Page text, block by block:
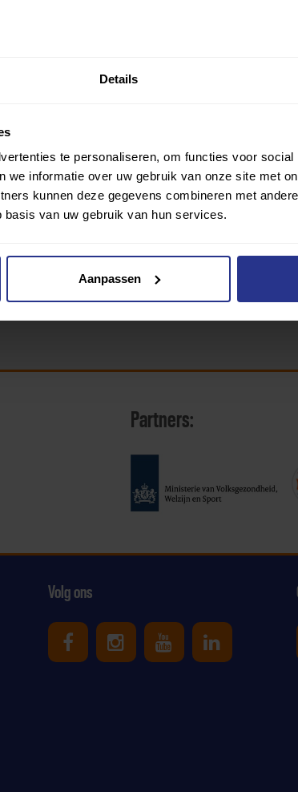
Details
te personaliseren, om functies voor social
we informatie over uw gebruik van onze site met
kunnen deze gegevens combineren met
van uw gebruik van hun services.
Aanpassen
die de vragenlijst hebben beantwoord.
Partners:
Volg ons
Uniek Sporten op Facebook
Uniek Sporten op
Uniek Sporten
Uniek